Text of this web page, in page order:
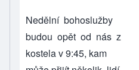
Nedělní bohoslužby
budou opět od nás z
kostela v 9:45, kam